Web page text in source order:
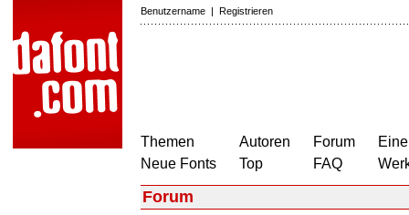
Benutzername | Registrieren
Themen
Neue Fonts
Autoren
Top
Forum
FAQ
Forum